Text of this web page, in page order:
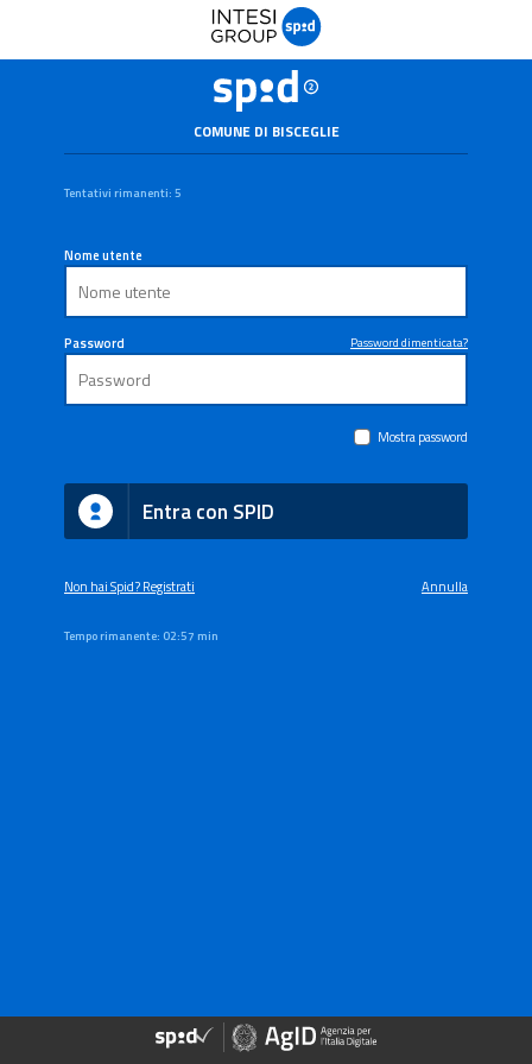
COMUNE DI BISCEGLIE
Tentativi rimanenti: 5
Nome utente
Password Password dimenticata?
Mostra password
Entra con SPID
Non hai Spid? Registrati Annulla
Tempo rimanente: 02:57 min